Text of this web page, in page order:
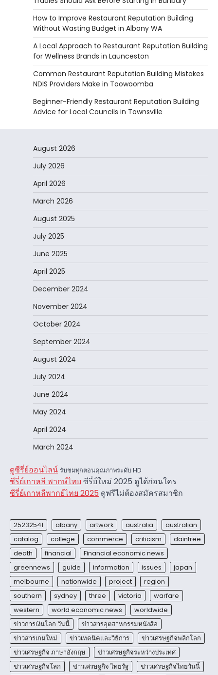
How to Improve Restaurant Reputation Building
Without Wasting Budget in Albany WA
A Local Approach to Restaurant Reputation Building
for Wellness Brands in Launceston
Common Restaurant Reputation Building Mistakes
NDIS Providers Make in Toowoomba
Beginner-Friendly Restaurant Reputation Building
Advice for Local Councils in Townsville
August 2026
July 2026
April 2026
March 2026
August 2025
July 2025
June 2025
April 2025
December 2024
November 2024
October 2024
September 2024
August 2024
July 2024
June 2024
May 2024
April 2024
March 2024
ดูซีรี่ย์ออนไลน์ รับชมทุกตอนคุณภาพระดับ HD
ซีรี่ย์เกาหลี พากษ์ไทย ซีรี่ย์ใหม่ 2025 ดูได้ก่อนใคร
ซีรี่ย์เกาหลีพากย์ไทย 2025 ดูฟรีไม่ต้องสมัครสมาชิก
25232541 albany artwork australia
australian
catalog
college commerce criticism
daintree
death
financial
Financial economic news
greennews
guide information issues
japan
melbourne
nationwide project
region
southern
sydney three victoria
warfare
western
world economic news
worldwide
ข่าวการเงินโลก วันนี้
ข่าวสารอุตสาหกรรมหนังสือ
ข่าวสารเกมใหม่
ข่าวเทคนิคและวิธีการ
ข่าวเศรษฐกิจพลิกโลก
ข่าวเศรษฐกิจ ภาษาอังกฤษ
ข่าวเศรษฐกิจระหว่างประเทศ
ข่าวเศรษฐกิจโลก
ข่าวเศรษฐกิจ ไทยรัฐ
ข่าวเศรษฐกิจไทยวันนี้